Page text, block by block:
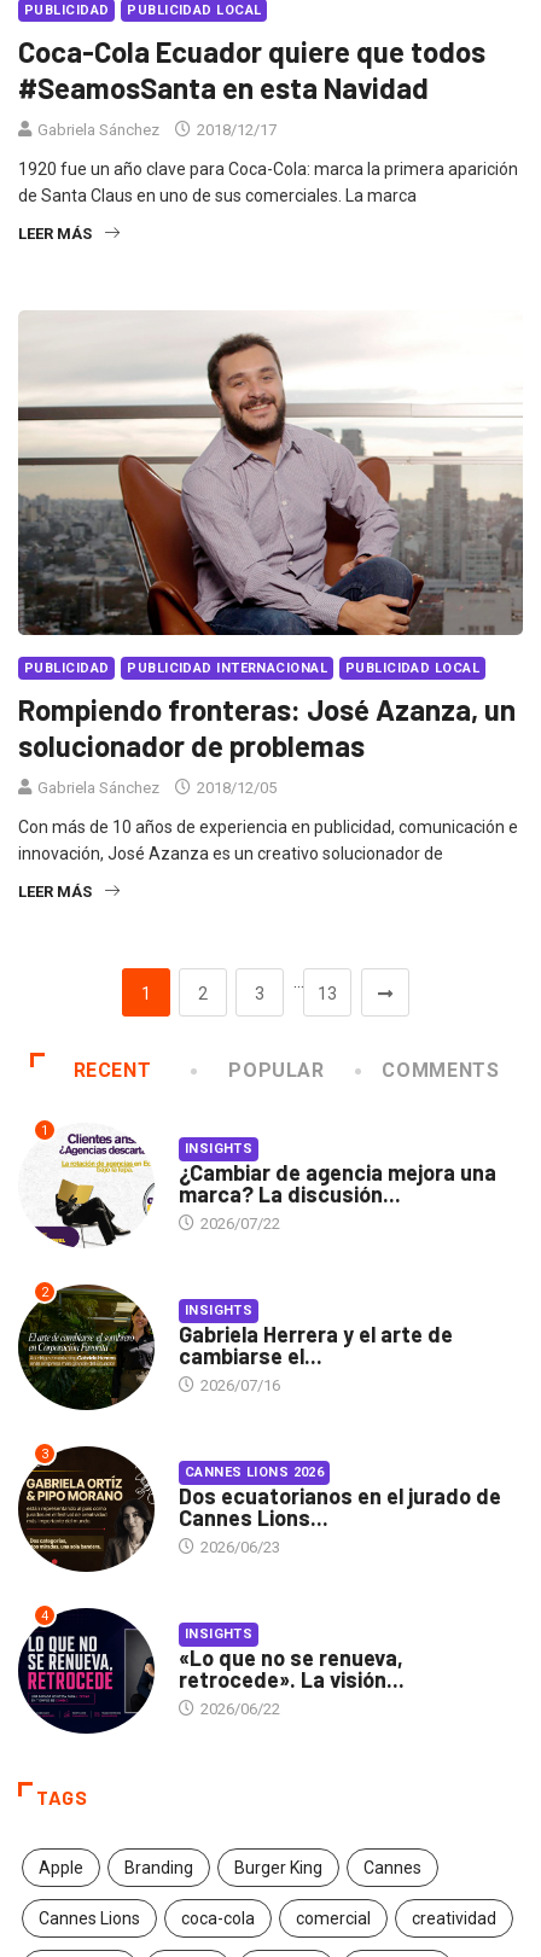
PUBLICIDAD PUBLICIDAD LOCAL
Coca-Cola Ecuador quiere que todos
#SeamosSanta en esta Navidad
Gabriela Sánchez 2018/12/17
1920 fue un año clave para Coca-Cola: marca la primera aparición
de Santa Claus en uno de sus comerciales. La marca
LEER MÁS
PUBLICIDAD PUBLICIDAD INTERNACIONAL PUBLICIDAD LOCAL
Rompiendo fronteras: José Azanza, un
solucionador de problemas
Gabriela Sánchez 2018/12/05
Con más de 10 años de experiencia en publicidad, comunicación e
innovación, José Azanza es un creativo solucionador de
LEER MÁS
1 2 3
…
13
RECENT POPULAR COMMENTS
1
INSIGHTS
¿Cambiar de agencia mejora una
marca? La discusión...
2026/07/22
2
INSIGHTS
Gabriela Herrera y el arte de
cambiarse el...
2026/07/16
3
CANNES LIONS 2026
Dos ecuatorianos en el jurado de
Cannes Lions...
2026/06/23
4
INSIGHTS
«Lo que no se renueva,
retrocede». La visión...
2026/06/22
TAGS
Apple Branding Burger King Cannes
Cannes Lions coca-cola comercial creatividad